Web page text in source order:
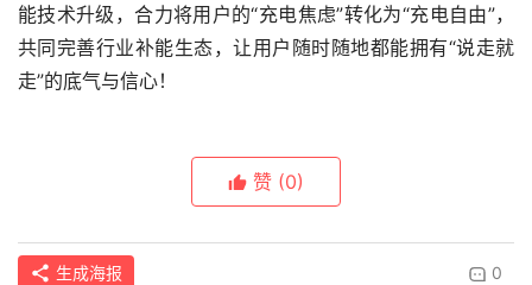
能技术升级，合力将用户的“充电焦虑”转化为“充电自由”，
共同完善行业补能生态，让用户随时随地都能拥有“说走就
走”的底气与信心！
赞 (0)
生成海报 0